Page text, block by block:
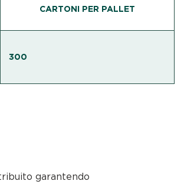
CARTONI PER PALLET
300
garantendo